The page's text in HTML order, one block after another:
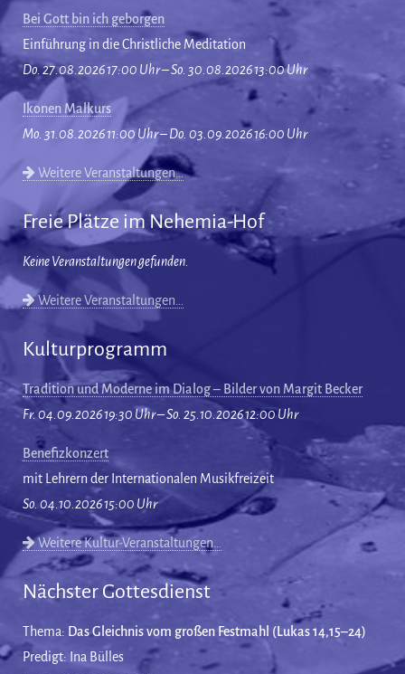
Bei Gott bin ich geborgen
Einführung in die Christliche Meditation
Do. 27.08.2026 17:00 Uhr – So. 30.08.2026 13:00 Uhr
Ikonen Malkurs
Mo. 31.08.2026 11:00 Uhr – Do. 03.09.2026 16:00 Uhr
Weitere Veranstaltungen…
Freie Plätze im Nehemia-Hof
Keine Veranstaltungen gefunden.
Weitere Veranstaltungen…
Kulturprogramm
Tradition und Moderne im Dialog – Bilder von Margit Becker
Fr. 04.09.2026 19:30 Uhr – So. 25.10.2026 12:00 Uhr
Benefizkonzert
mit Lehrern der Internationalen Musikfreizeit
So. 04.10.2026 15:00 Uhr
Weitere Kultur-Veranstaltungen…
Nächster Gottesdienst
Thema: Das Gleichnis vom großen Festmahl (Lukas 14,15–24)
Predigt: Ina Bülles